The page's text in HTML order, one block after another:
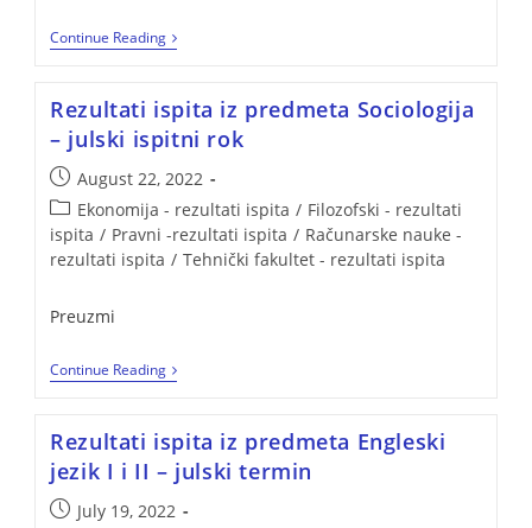
Continue Reading
Rezultati ispita iz predmeta Sociologija
– julski ispitni rok
August 22, 2022
Ekonomija - rezultati ispita / Filozofski - rezultati
ispita / Pravni -rezultati ispita / Računarske nauke -
rezultati ispita / Tehnički fakultet - rezultati ispita
Preuzmi
Continue Reading
Rezultati ispita iz predmeta Engleski
jezik I i II – julski termin
July 19, 2022